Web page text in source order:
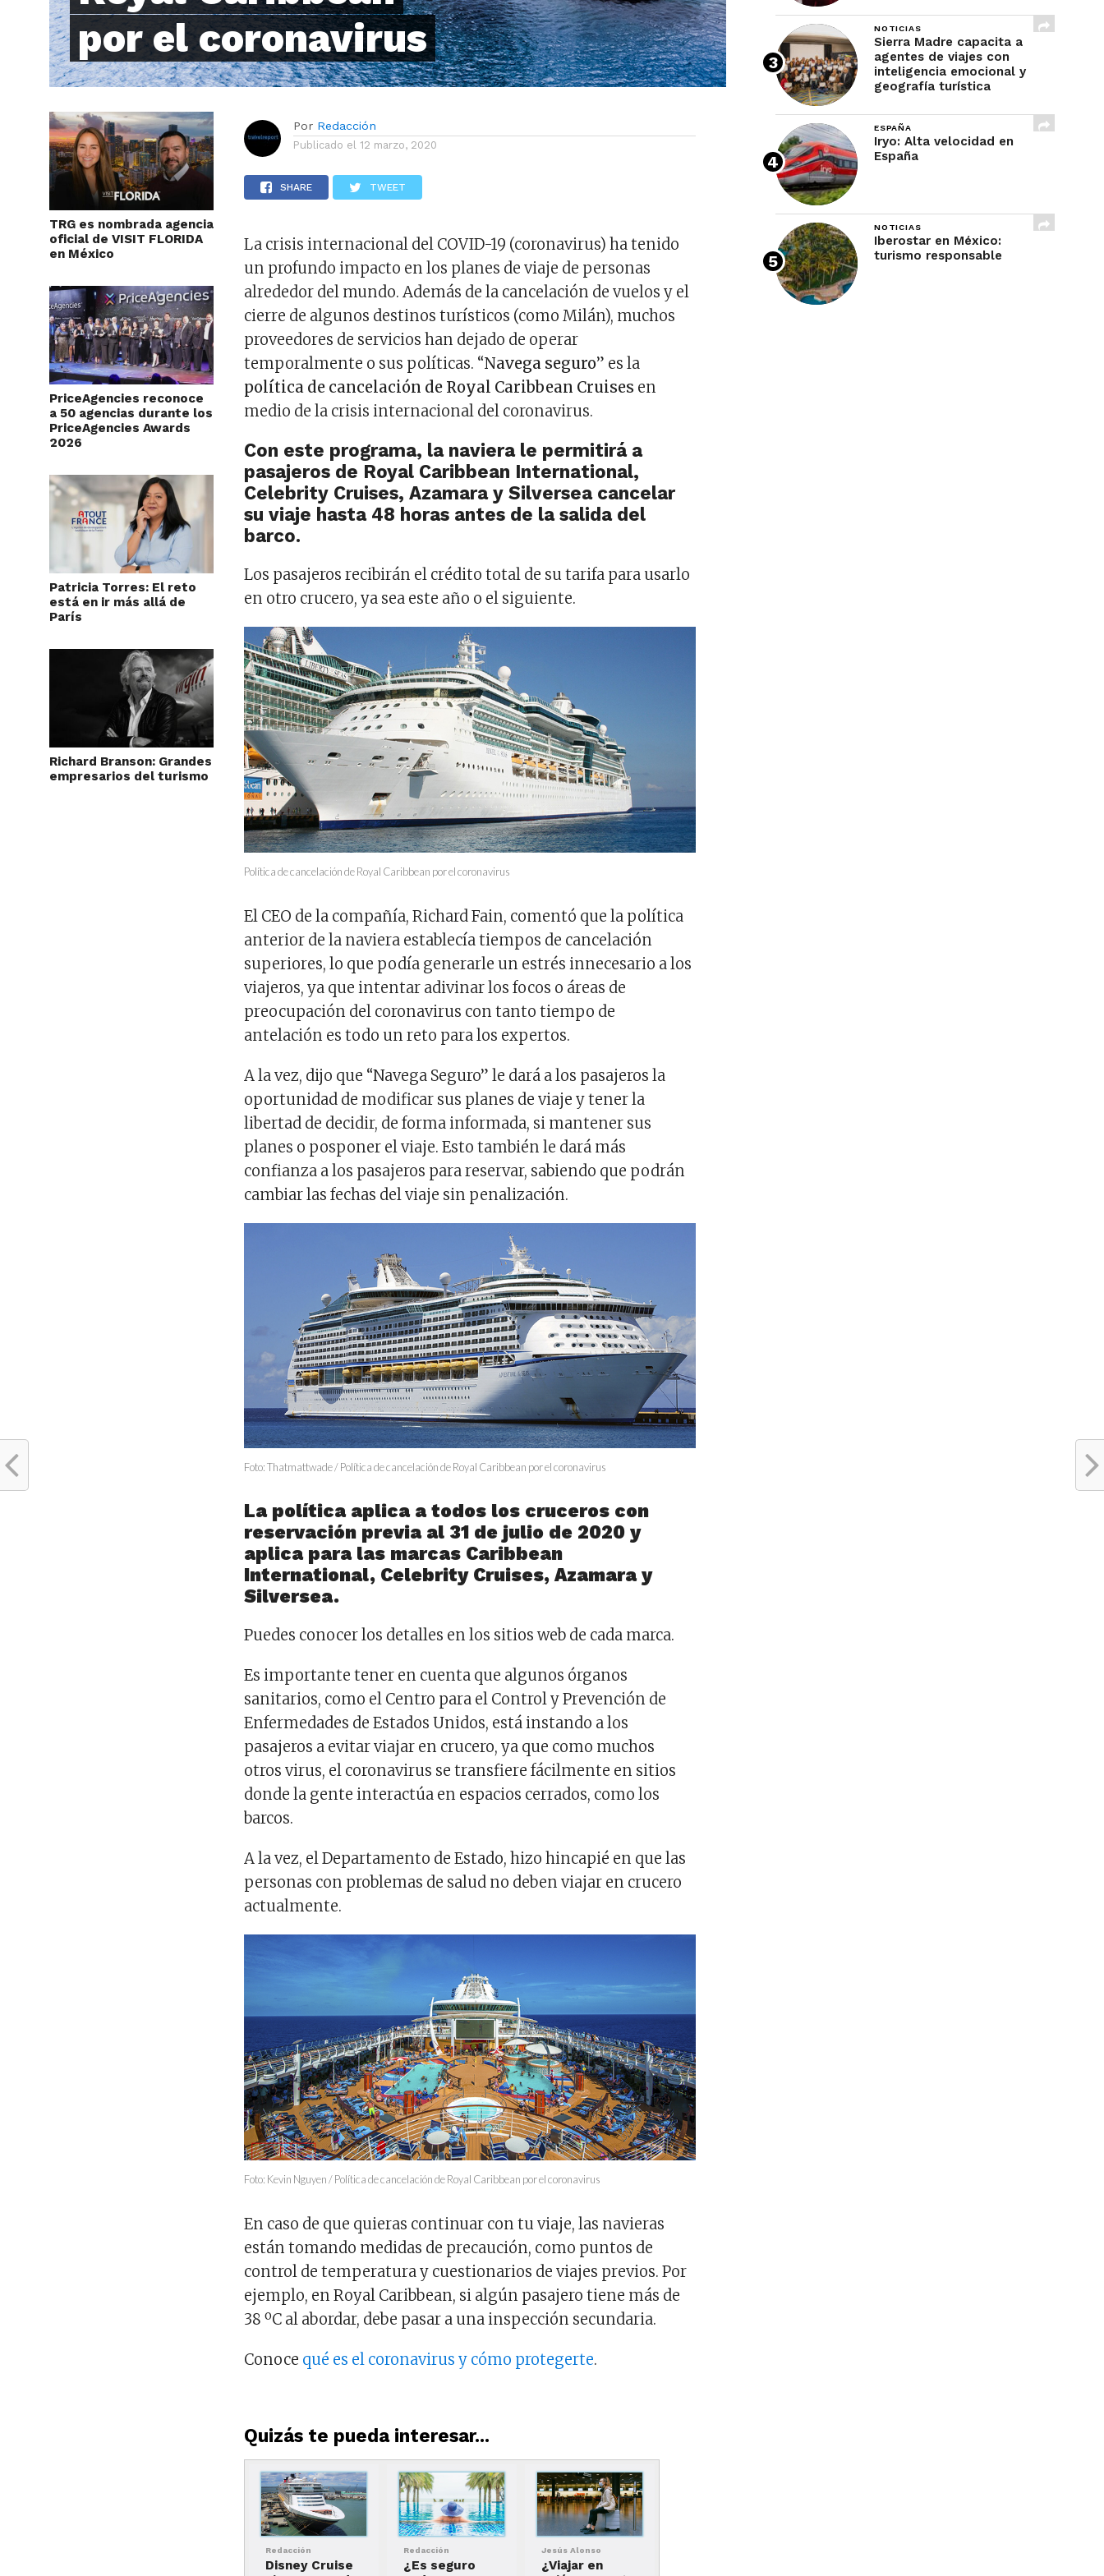
por el coronavirus
TRG es nombrada agencia
oficial de VISIT FLORIDA
en México
PriceAgencies reconoce
a 50 agencias durante los
PriceAgencies Awards
2026
Patricia Torres: El reto
está en ir más allá de
París
Richard Branson: Grandes
empresarios del turismo
Por Redacción
Publicado el 12 marzo, 2020
SHARE TWEET
La crisis internacional del COVID-19 (coronavirus) ha tenido
un profundo impacto en los planes de viaje de personas
alrededor del mundo. Además de la cancelación de vuelos y el
cierre de algunos destinos turísticos (como Milán), muchos
proveedores de servicios han dejado de operar
temporalmente o sus políticas. “Navega seguro” es la
política de cancelación de Royal Caribbean Cruises en
medio de la crisis internacional del coronavirus.
Con este programa, la naviera le permitirá a
pasajeros de Royal Caribbean International,
Celebrity Cruises, Azamara y Silversea cancelar
su viaje hasta 48 horas antes de la salida del
barco.
Los pasajeros recibirán el crédito total de su tarifa para usarlo
en otro crucero, ya sea este año o el siguiente.
Política de cancelación de Royal Caribbean por el coronavirus
El CEO de la compañía, Richard Fain, comentó que la política
anterior de la naviera establecía tiempos de cancelación
superiores, lo que podía generarle un estrés innecesario a los
viajeros, ya que intentar adivinar los focos o áreas de
preocupación del coronavirus con tanto tiempo de
antelación es todo un reto para los expertos.
A la vez, dijo que “Navega Seguro” le dará a los pasajeros la
oportunidad de modificar sus planes de viaje y tener la
libertad de decidir, de forma informada, si mantener sus
planes o posponer el viaje. Esto también le dará más
confianza a los pasajeros para reservar, sabiendo que podrán
cambiar las fechas del viaje sin penalización.
Foto: Thatmattwade / Política de cancelación de Royal Caribbean por el coronavirus
La política aplica a todos los cruceros con
reservación previa al 31 de julio de 2020 y
aplica para las marcas Caribbean
International, Celebrity Cruises, Azamara y
Silversea.
Puedes conocer los detalles en los sitios web de cada marca.
Es importante tener en cuenta que algunos órganos
sanitarios, como el Centro para el Control y Prevención de
Enfermedades de Estados Unidos, está instando a los
pasajeros a evitar viajar en crucero, ya que como muchos
otros virus, el coronavirus se transfiere fácilmente en sitios
donde la gente interactúa en espacios cerrados, como los
barcos.
A la vez, el Departamento de Estado, hizo hincapié en que las
personas con problemas de salud no deben viajar en crucero
actualmente.
Foto: Kevin Nguyen / Política de cancelación de Royal Caribbean por el coronavirus
En caso de que quieras continuar con tu viaje, las navieras
están tomando medidas de precaución, como puntos de
control de temperatura y cuestionarios de viajes previos. Por
ejemplo, en Royal Caribbean, si algún pasajero tiene más de
38 ºC al abordar, debe pasar a una inspección secundaria.
Conoce qué es el coronavirus y cómo protegerte.
Quizás te pueda interesar...
Redacción
Disney Cruise
Redacción
¿Es seguro
Jesús Alonso
¿Viajar en
NOTICIAS
Sierra Madre capacita a
agentes de viajes con
inteligencia emocional y
geografía turística
ESPAÑA
Iryo: Alta velocidad en
España
NOTICIAS
Iberostar en México:
turismo responsable